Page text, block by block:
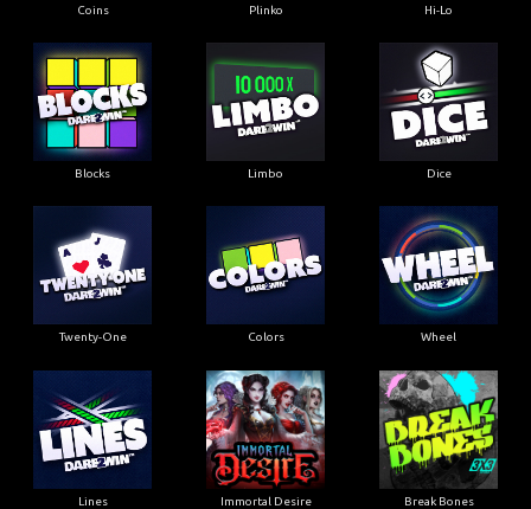
Coins Plinko Hi-Lo
Blocks Limbo Dice
Twenty-One Colors Wheel
Lines Immortal Desire Break Bones